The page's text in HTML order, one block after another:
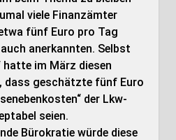
viele Finanzämter
fünf Euro pro Tag
anerkannten. Selbst
im März diesen
dass geschätzte fünf Euro
der Lkw-
seien.
Bürokratie würde diese